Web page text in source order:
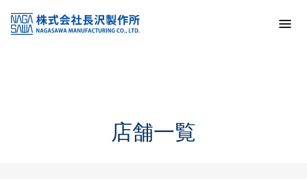
KSS加盟店・取扱店情報
店舗一覧
店舗一覧